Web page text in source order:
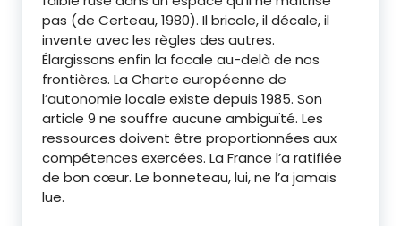
pas (de Certeau, 1980). Il bricole, il décale, il
invente avec les règles des autres.
Élargissons enfin la focale au-delà de nos
frontières. La Charte européenne de
l’autonomie locale existe depuis 1985. Son
article 9 ne souffre aucune ambiguïté. Les
ressources doivent être proportionnées aux
compétences exercées. La France l’a ratifiée
de bon cœur. Le bonneteau, lui, ne l’a jamais
lue.